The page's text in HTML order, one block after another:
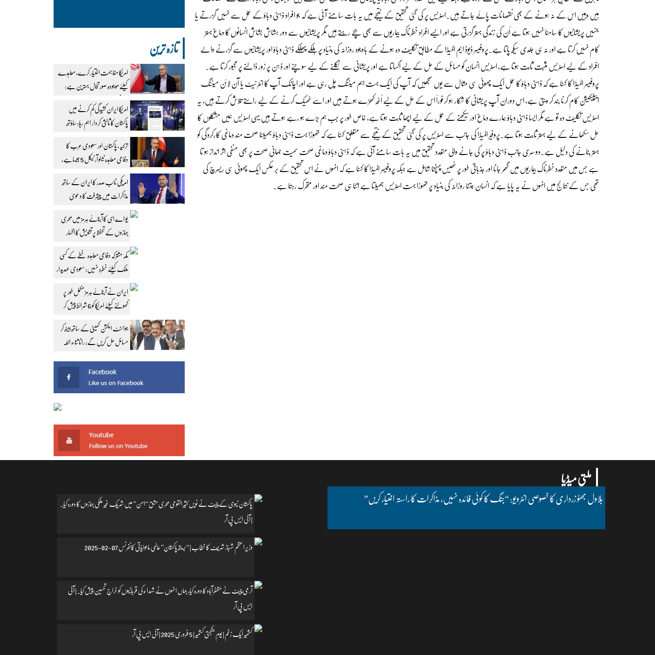
ہیں وہیں اس کے نہ ہونے کے بھی نقصانات پائے جاتے ہیں۔اسٹریس پر کی گئی تحقیق کے نتیجے میں یہ بات سامنے آ ئی ہے کہ جو افراد ذہنی دباؤ کے عمل سے نہیں گزرتے یا
جنہیں پریشانیوں کا سامنا نہیں ہوتا ہے اُن کی زندگی بہتر گزرتی ہے اور ایسے افراد خطرناک بیماریوں سے بھی بچے رہتے ہیں مگر پریشانیوں سے دور ہشاش بشاش انسانوں کا دماغ بہتر
کام نہیں کرتا ہے اور نہ ہی جلدی سیکھ پاتا ہے۔پروفیسر ڈیوڈ ایم المیڈا کے مطابق تکلیف دہ ہونے کے باوجود روزانہ کی بنیاد پر ہلکے پھلکے ذہنی دباؤ اور پریشانیوں سے گزرنے والے
افراد کے لیے اسٹریس مثبت ثابت ہوتا ہے، اسٹریس انسان کو مسائل کے حل کے لیے اُکساتا ہے اور پریشانی سے نکلنے کے لیے سوچنے اور ذہن پر زور ڈالنے پر مجبور کرتا ہے۔
پروفیسر المیڈا کا کہنا ہے کہ ذہنی دباؤ کا عمل ایک چھوٹی سی مثال سے یوں سمجھیں کہ آپ کی ایک بہت اہم میٹنگ چل رہی ہے اور اچانک آپ کا انٹر نیٹ یا آن لائن میٹنگ
ایپلیکیشن کام کرنا بند کر دیتی ہے، اس دوران آپ پریشانی کا شکار ہو کر فوراً اس کے حل کے لیے اُٹھ کھڑے ہوتے ہیں اور اسے ٹھیک کرنے کے لیے راستے تلاش کرتے ہیں، یہ
اسٹریس تکلیف دہ تو ہے مگر ایسا ذہنی دباؤ ہمارے دماغ اور سیکھنے کے عمل کے لیے اچھا ثابت ہوتا ہے، خاص طور پر جب ہم بڑے ہو رہے ہوتے ہیں یہی اسٹریس ہمیں مشکلوں کا
حل سکھانے کے لیے بہتر ثابت ہوتا ہے۔پروفیر المیڈا کی جانب سے اسٹریس پر کی گئی تحقیق کے نتیجے سے متعلق کہنا ہے کہ تھوڑا بہت ذہنی دباؤ جھیلنا صحت مند دماغی کارکردگی کو
بہتر بنانے کی دلیل ہے۔دوسری جانب ذہنی دباؤ پر کی جانے والی متعدد تحقیق میں یہ بات سامنے آئی ہے کہ ذہنی دباؤ دماغی صحت سمیت جسمانی صحت پر بھی منفی اثر انداز ہو تا
ہے جس میں متعدد خطرناک بیماریوں میں گھِر جانا اور جذباتی طور پر ٹھیس پہنچنا شامل ہے جبکہ پروفیسر المیڈا کا کہنا ہے کہ انہوں نے اس تحقیق کے بر عکس ایک چھوٹی سی ریسرچ کی
تھی جس کے نتائج میں انہوں نے یہ پایا ہے کہ انسان جتنا روزانہ کی بنیاد پر تھوڑا بہت اسٹریس جھیلتا ہے اتنا ہی صحت مند اور متحرک رہتا ہے۔
تازہ ترین
امریکا مفاہمت اختیار کرے، معاہدے
کیلئے موجودہ صورتحال بہترین ہے:
ایرانی صدر
امریکا ایران کشیدگی کم کرنے میں
پاکستان کا ثالثی کردار اہم رہا:ساؤتھ
ایشین وائسز
ترکیہ، پاکستان اور سعودی عرب کا
دفاعی معاہدہ نیٹو آرٹیکل 5 جیسا ہے،
حاقان فیدان
امریکی نائب صدر کا ایران کے ساتھ
مذاکرات میں پیشرفت کا دعویٰ
یو اے ای کا آبنائے ہرمز میں بحری
جہازوں کے تحفظ پر تشویش کا اظہار
مکہ مشترکہ دفاعی معاہدہ خطے کے کسی
ملک کیلئے خطرہ نہیں: سعودی عہدیدار
ایران نے آبنائے ہرمز مکمل طور پر
کھولنے کیلئے امریکا کو 6 شرائط پیش کر
جوائنٹ ایکشن کمیٹی کے ساتھ بیٹھ کر
مسائل حل کریں گے: رانا ثناء اللہ
ملتی میڈیا
بلاول بھٹو زرداری کا خصوصی انٹرویو: “جنگ کا کوئی فائدہ نہیں، مذاکرات کا راستہ اختیار کریں”
پاکستان نیوی کے چیف نے نویں کثیر القومی بحری مشق “امن” میں شریک غیر ملکی جہازوں کا دورہ کیا۔
| آئی ایس پی آر
وزیرِ اعظم شہباز شریف کا خطاب | “بریتھ پاکستان” عالمی ماحولیاتی کانفرنس 07-02-2025
آرمی چیف نے مظفرآباد کا دورہ کیا، جہاں انہوں نے شہداء کی قربانیوں کو خراجِ تحسین پیش کیا۔ | آئی
ایس پی آر
کشمیر ایک زخم | یومِ یکجہتی کشمیر | 5 فروری 2025 | آئی ایس پی آر